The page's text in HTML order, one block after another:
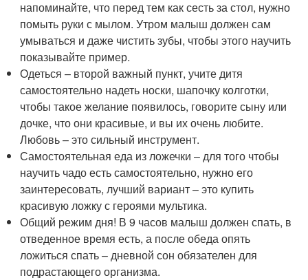
напоминайте, что перед тем как сесть за стол, нужно
помыть руки с мылом. Утром малыш должен сам
умываться и даже чистить зубы, чтобы этого научить
показывайте пример.
Одеться – второй важный пункт, учите дитя
самостоятельно надеть носки, шапочку колготки,
чтобы такое желание появилось, говорите сыну или
дочке, что они красивые, и вы их очень любите.
Любовь – это сильный инструмент.
Самостоятельная еда из ложечки – для того чтобы
научить чадо есть самостоятельно, нужно его
заинтересовать, лучший вариант – это купить
красивую ложку с героями мультика.
Общий режим дня! В 9 часов малыш должен спать, в
отведенное время есть, а после обеда опять
ложиться спать – дневной сон обязателен для
подрастающего организма.